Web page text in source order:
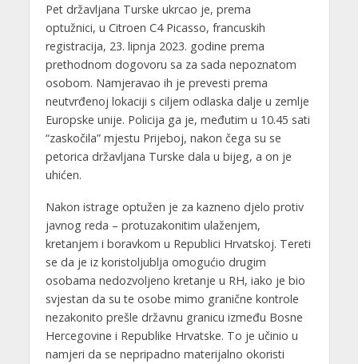
Pet državljana Turske ukrcao je, prema
optužnici, u Citroen C4 Picasso, francuskih
registracija, 23. lipnja 2023. godine prema
prethodnom dogovoru sa za sada nepoznatom
osobom. Namjeravao ih je prevesti prema
neutvrđenoj lokaciji s ciljem odlaska dalje u zemlje
Europske unije. Policija ga je, međutim u 10.45 sati
“zaskočila” mjestu Prijeboj, nakon čega su se
petorica državljana Turske dala u bijeg, a on je
uhićen.
Nakon istrage optužen je za kazneno djelo protiv
javnog reda – protuzakonitim ulaženjem,
kretanjem i boravkom u Republici Hrvatskoj. Tereti
se da je iz koristoljublja omogućio drugim
osobama nedozvoljeno kretanje u RH, iako je bio
svjestan da su te osobe mimo granične kontrole
nezakonito prešle državnu granicu između Bosne
Hercegovine i Republike Hrvatske. To je učinio u
namjeri da se nepripadno materijalno okoristi